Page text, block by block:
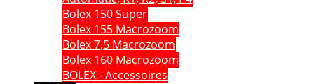
Bolex 150 Super
Bolex 155 Macrozoom
Bolex 7,5 Macrozoom
Bolex 160 Macrozoom
BOLEX - Accessoires